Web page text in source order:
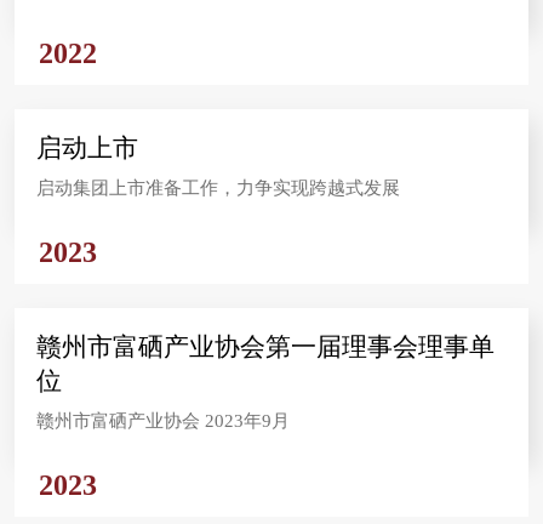
2022
启动上市
启动集团上市准备工作，力争实现跨越式发展
2023
赣州市富硒产业协会第一届理事会理事单
位
赣州市富硒产业协会 2023年9月
2023